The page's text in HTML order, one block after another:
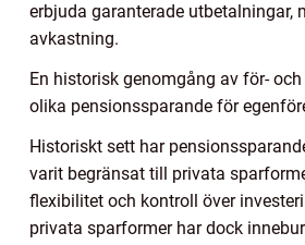
erbjuda garanterade utbetalningar,
avkastning.
En historisk genomgång av för-
olika pensionssparande för
Historiskt sett har
varit begränsat till privata
flexibilitet och kontroll över
privata sparformer har dock